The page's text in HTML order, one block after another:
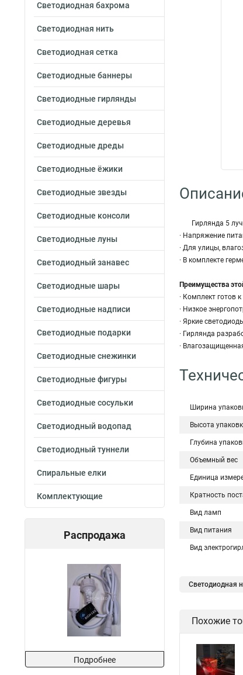
Светодиодная бахрома
Светодиодная нить
Светодиодная сетка
Светодиодные баннеры
Светодиодные гирлянды
Светодиодные деревья
Светодиодные дреды
Светодиодные ёжики
Светодиодные звезды
Светодиодные консоли
Светодиодные луны
Светодиодный занавес
Светодиодные шары
Светодиодные надписи
Светодиодные подарки
Светодиодные снежинки
Светодиодные фигуры
Светодиодные сосульки
Светодиодный водопад
Светодиодный туннели
Спиральные елки
Комплектующие
Распродажа
Подробнее
Гирлянда 5
· Напряжение
· Для улицы,
· В комплекте
Преимущества
· Комплект готов
· Низкое
· Яркие
· Гирлянда
·
Ширина
Высота
Глубина
Объемный вес
Единица
Кратность
Вид ламп
Вид питания
Вид
Светодиодная
Светодиодные
Светодиодные
Нить led
Похожие